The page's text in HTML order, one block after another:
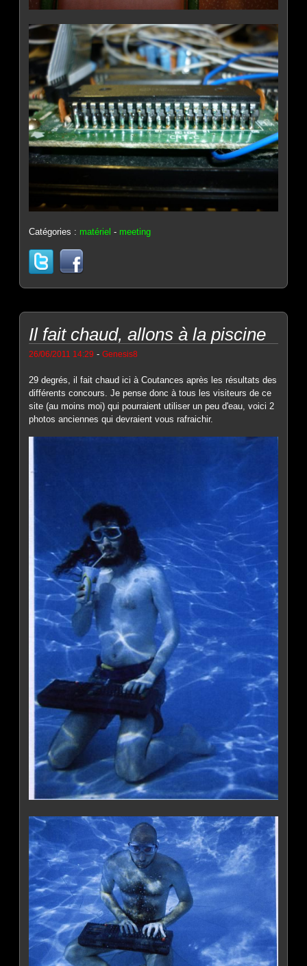
Catégories : matériel - meeting
Il fait chaud, allons à la piscine
26/06/2011 14:29 -Genesis8
29 degrés, il fait chaud ici à Coutances après les résultats des
différents concours. Je pense donc à tous les visiteurs de ce
site (au moins moi) qui pourraient utiliser un peu d'eau, voici 2
photos anciennes qui devraient vous rafraichir.